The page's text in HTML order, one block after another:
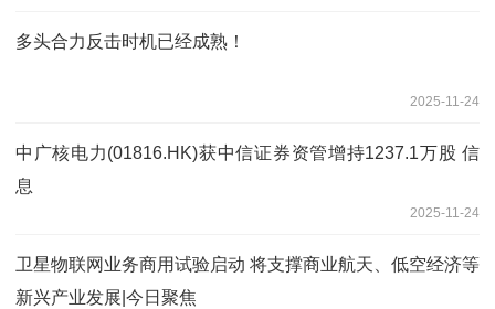
多头合力反击时机已经成熟！
2025-11-24
中广核电力(01816.HK)获中信证券资管增持1237.1万股 信
息
2025-11-24
卫星物联网业务商用试验启动 将支撑商业航天、低空经济等
新兴产业发展|今日聚焦